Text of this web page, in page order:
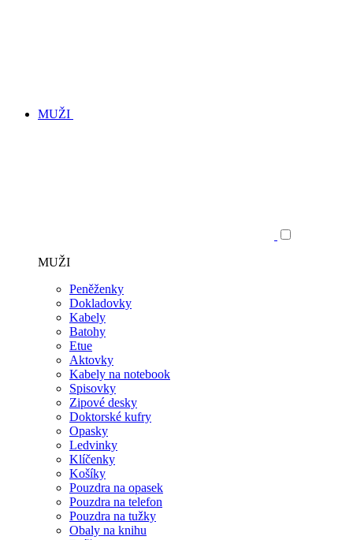
MUŽI
MUŽI
Peněženky
Dokladovky
Kabely
Batohy
Etue
Aktovky
Kabely na notebook
Spisovky
Zipové desky
Doktorské kufry
Opasky
Ledvinky
Klíčenky
Košíky
Pouzdra na opasek
Pouzdra na telefon
Pouzdra na tužky
Obaly na knihu